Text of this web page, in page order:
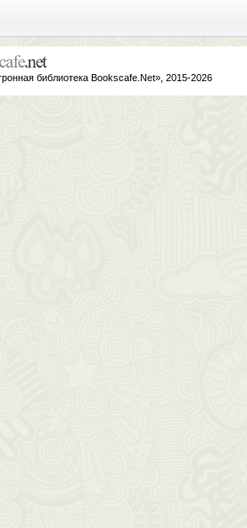
библиотека Bookscafe.Net», 2015-2026